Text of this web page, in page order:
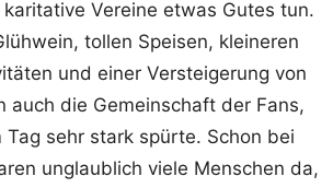
Vereine etwas Gutes tun.
tollen Speisen, kleineren
und einer Versteigerung von
auch die Gemeinschaft der Fans,
sehr stark spürte. Schon bei
unglaublich viele Menschen da,